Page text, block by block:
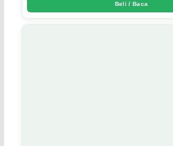
Beli / Baca